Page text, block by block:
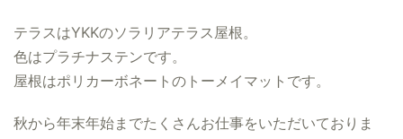
テラスはYKKのソラリアテラス屋根。
色はプラチナステンです。
屋根はポリカーボネートのトーメイマットです。
秋から年末年始までたくさんお仕事をいただいておりま